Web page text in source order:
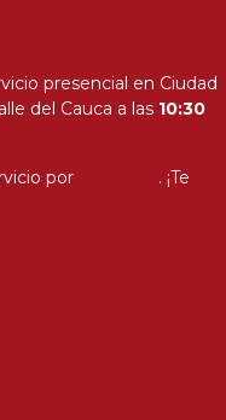
presencial en Ciudad
del Cauca a las 10:30
por
. ¡Te